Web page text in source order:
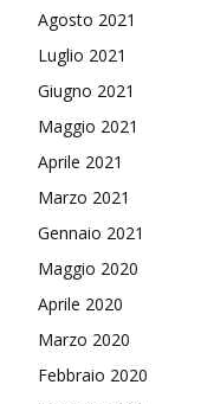
Agosto 2021
Luglio 2021
Giugno 2021
Maggio 2021
Aprile 2021
Marzo 2021
Gennaio 2021
Maggio 2020
Aprile 2020
Marzo 2020
Febbraio 2020